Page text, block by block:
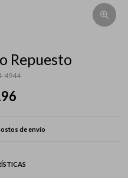
Repuesto
4944
de envío